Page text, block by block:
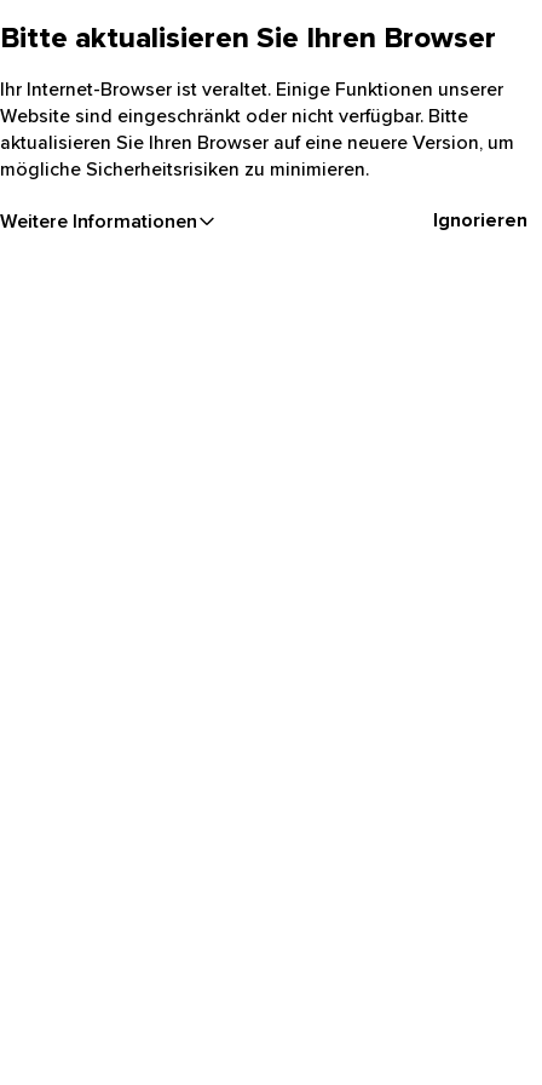
Bitte aktualisieren Sie Ihren Browser
Ihr Internet-Browser ist veraltet. Einige Funktionen unserer
Website sind eingeschränkt oder nicht verfügbar. Bitte
aktualisieren Sie Ihren Browser auf eine neuere Version, um
mögliche Sicherheitsrisiken zu minimieren.
Weitere Informationen Ignorieren